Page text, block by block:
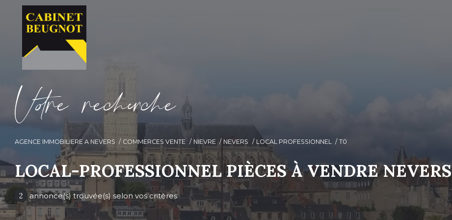
Vore recece
AGENCE IMMOBILIERE A NEVERS COMMERCES VENTE NIEVRE NEVERS LOCAL PROFESSIONNEL T0
LOCAL-PROFESSIONNEL PIÈCES À VENDRE NEVERS
2 annonce(s) trouvée(s) selon vos critères